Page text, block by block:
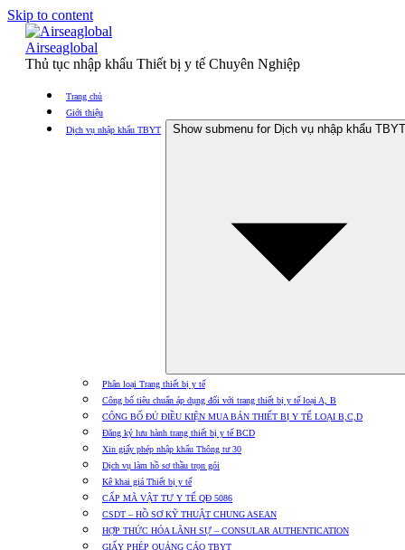
Skip to content
Airseaglobal
Thủ tục nhập khẩu Thiết bị y tế Chuyên Nghiệp
Trang chủ
Giới thiệu
Dịch vụ nhập khẩu TBYT
Show submenu for Dịch vụ nhập khẩu TBYT
Phân loại Trang thiết bị y tế
Công bố tiêu chuẩn áp dụng đối với trang thiết bị y tế loại A, B
CÔNG BỐ ĐỦ ĐIỀU KIỆN MUA BÁN THIẾT BỊ Y TẾ LOẠI B,C,D
Đăng ký lưu hành trang thiết bị y tế BCD
Xin giấy phép nhập khẩu Thông tư 30
Dịch vụ làm hồ sơ thầu trọn gói
Kê khai giá Thiết bị y tế
CẤP MÃ VẬT TƯ Y TẾ QĐ 5086
CSDT – HỒ SƠ KỸ THUẬT CHUNG ASEAN
HỢP THỨC HÓA LÃNH SỰ – CONSULAR AUTHENTICATION
GIẤY PHÉP QUẢNG CÁO TBYT